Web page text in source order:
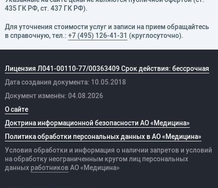
435 ГК РФ, cт. 437 ГК РФ).
Для уточнения стоимости услуг и записи на прием обращайтесь
в справочную, тел.: +7 (495) 126-41-31 (круглосуточно).
Лицензия Л041-00110-77/00363409 Срок действия: бессрочная
Дата создания документа: 10.05.2018
Документ изменён: 04.08.2026
О сайте
Доктрина информационной безопасности АО «Медицина»
Политика обработки персональных данных в АО «Медицина»
Условия обработки и информация о наличии запретов и условий
на обработку неограниченным кругом лиц персональных
данных работников АО «Медицина»